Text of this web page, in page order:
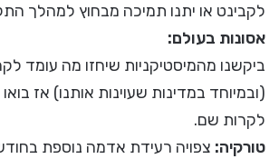
לקבינט או יתנו תמיכה מבחוץ למהלך
אסונות בעולם:
ביקשנו מהמיסטיקניות שיחזו מה עומד
(ובמיוחד במדינות שעוינות אותנו) אז
לקרות שם.
טורקיה: צפויה רעידת אדמה נוספת